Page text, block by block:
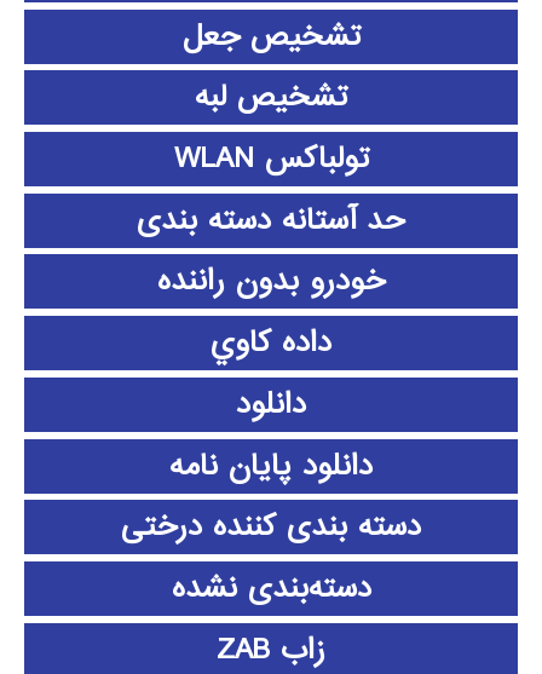
تشخیص جعل
تشخیص لبه
تولباکس WLAN
حد آستانه دسته بندی
خودرو بدون راننده
داده كاوي
دانلود
دانلود پايان نامه
دسته بندی کننده درختی
دسته‌بندی نشده
زاب ZAB